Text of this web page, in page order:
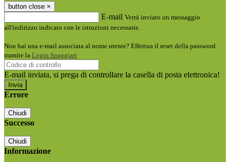
button close ×
E-mail Verrà inviato un messaggio
all'indirizzo indicato con le istruzioni necessarie.
Non hai una e-mail associata al nome utente? Effettua il reset della password
tramite la Login Spaggiari
E-mail inviata, si prega di controllare la casella di posta elettronica!
Errore
Chiudi
Successo
Chiudi
Informazione